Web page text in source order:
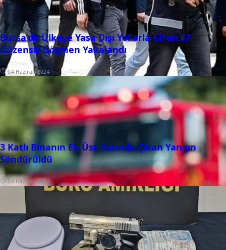
Bursa’da Ülkeye Yasa Dışı Yollarla Giren 37
Düzensiz Göçmen Yakalandı
04 Haziran 2024
3 Katlı Binanın En Üst Katında Çıkan Yangın
Söndürüldü
04 Haziran 2024